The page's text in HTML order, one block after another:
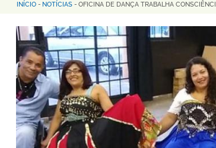
Trilha
de
navegação
INÍCIO - NOTÍCIAS - OFICINA DE DANÇA TRABALHA